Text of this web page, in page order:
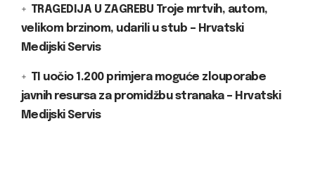
TRAGEDIJA U ZAGREBU Troje mrtvih, autom,
velikom brzinom, udarili u stub – Hrvatski
Medijski Servis
TI uočio 1.200 primjera moguće zlouporabe
javnih resursa za promidžbu stranaka – Hrvatski
Medijski Servis